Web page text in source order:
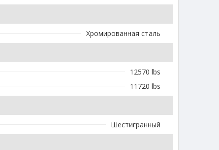
Хромированная сталь
12570 lbs
11720 lbs
Шестигранный